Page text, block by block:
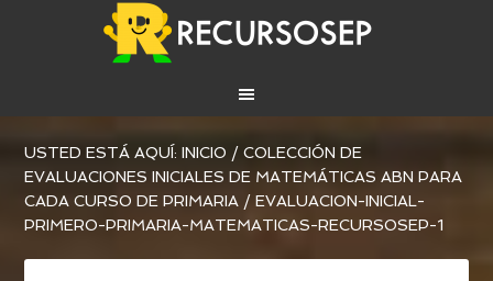
USTED ESTÁ AQUÍ:INICIO / COLECCIÓN DE
EVALUACIONES INICIALES DE MATEMÁTICAS ABN PARA
CADA CURSO DE PRIMARIA / EVALUACION-INICIAL-
PRIMERO-PRIMARIA-MATEMATICAS-RECURSOSEP-1